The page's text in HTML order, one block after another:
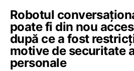
Robotul
poate fi din nou
după ce a fost
motive de securitate
personale